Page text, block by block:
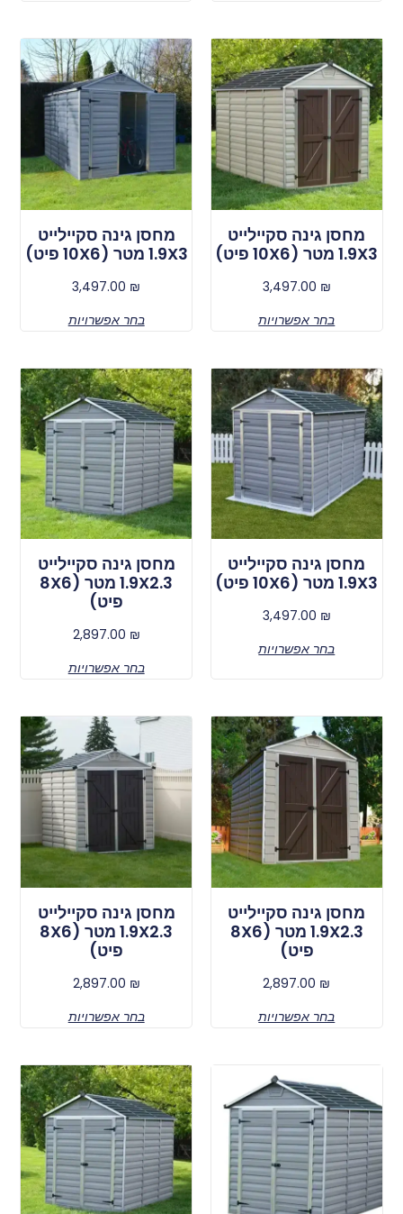
מחסן גינה סקיילייט
1.9X3 מטר (10X6 פיט)
3,497.00 ₪
בחר אפשרויות
מחסן גינה סקיילייט
1.9X3 מטר (10X6 פיט)
3,497.00 ₪
בחר אפשרויות
מחסן גינה סקיילייט
1.9X3 מטר (10X6 פיט)
3,497.00 ₪
בחר אפשרויות
מחסן גינה סקיילייט
1.9X2.3 מטר (8X6
פיט)
2,897.00 ₪
בחר אפשרויות
מחסן גינה סקיילייט
1.9X2.3 מטר (8X6
פיט)
2,897.00 ₪
בחר אפשרויות
מחסן גינה סקיילייט
1.9X2.3 מטר (8X6
פיט)
2,897.00 ₪
בחר אפשרויות